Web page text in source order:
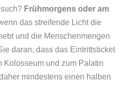
Frühmorgens oder am
das streifende Licht die
und die Menschenmengen
daran, dass das Eintrittsticket
Kolosseum und zum Palatin
mindestens einen halben